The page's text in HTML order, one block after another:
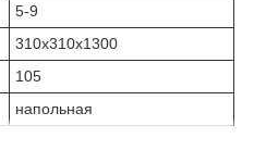
5-9
310x310x1300
105
напольная